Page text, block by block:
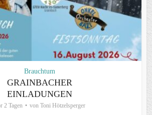
Brauchtum
GRAINBACHER
EINLADUNGEN
2 Tagen von Toni Hötzelsperger